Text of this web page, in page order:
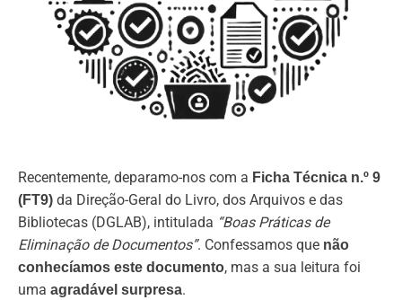
Recentemente, deparamo-nos com a Ficha Técnica n.º 9
(FT9) da Direção-Geral do Livro, dos Arquivos e das
Bibliotecas (DGLAB), intitulada “Boas Práticas de
Eliminação de Documentos”. Confessamos que não
conhecíamos este documento, mas a sua leitura foi
uma agradável surpresa.